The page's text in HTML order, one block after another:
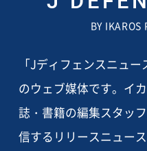
BY IKAROS
「Jディフェンスニュ
のウェブ媒体です。イ
誌・書籍の編集スタッ
信するリリースニュー